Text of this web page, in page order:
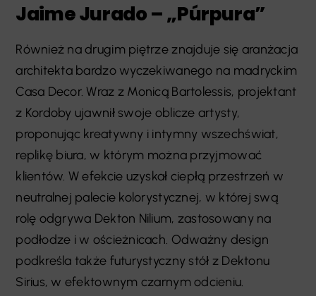
Jaime Jurado – „Púrpura”
Również na drugim piętrze znajduje się aranżacja
architekta bardzo wyczekiwanego na madryckim
Casa Decor. Wraz z Monicą Bartolessis, projektant
z Kordoby ujawnił swoje oblicze artysty,
proponując kreatywny i intymny wszechświat,
replikę biura, w którym można przyjmować
klientów. W efekcie uzyskał ciepłą przestrzeń w
neutralnej palecie kolorystycznej, w której swą
rolę odgrywa Dekton Nilium, zastosowany na
podłodze i w ościeżnicach. Odważny design
podkreśla także futurystyczny stół z Dektonu
Sirius, w efektownym czarnym odcieniu.